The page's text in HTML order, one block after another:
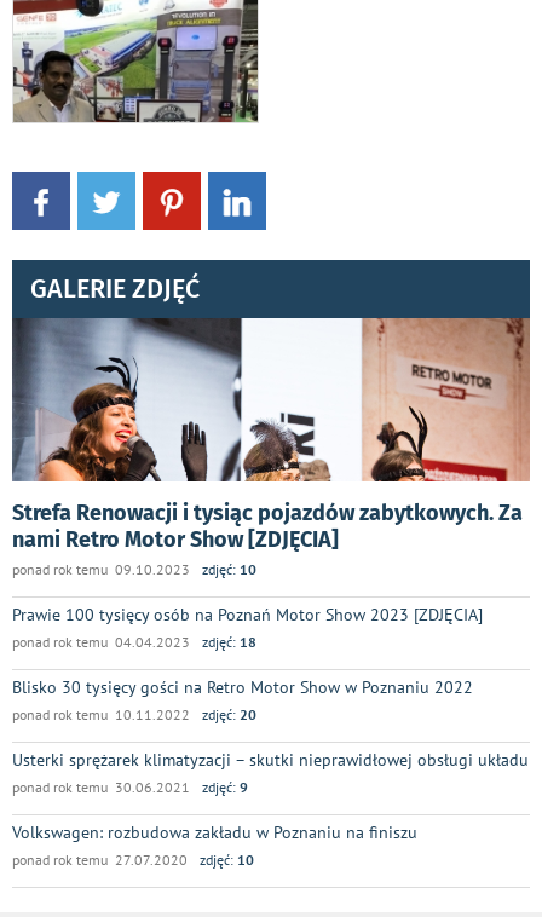
GALERIE ZDJĘĆ
Strefa Renowacji i tysiąc pojazdów zabytkowych. Za
nami Retro Motor Show [ZDJĘCIA]
ponad rok temu 09.10.2023 zdjęć: 10
Prawie 100 tysięcy osób na Poznań Motor Show 2023 [ZDJĘCIA]
ponad rok temu 04.04.2023 zdjęć: 18
Blisko 30 tysięcy gości na Retro Motor Show w Poznaniu 2022
ponad rok temu 10.11.2022 zdjęć: 20
Usterki sprężarek klimatyzacji – skutki nieprawidłowej obsługi układu
ponad rok temu 30.06.2021 zdjęć: 9
Volkswagen: rozbudowa zakładu w Poznaniu na finiszu
ponad rok temu 27.07.2020 zdjęć: 10